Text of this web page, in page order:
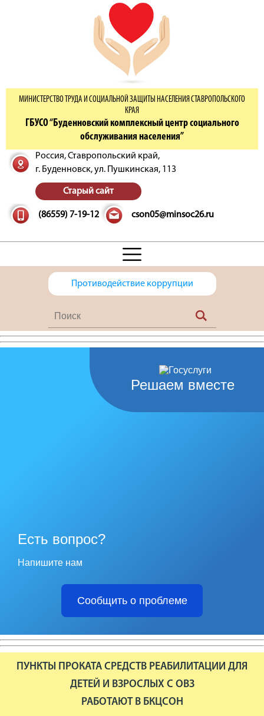
МИНИСТЕРСТВО ТРУДА И СОЦИАЛЬНОЙ ЗАЩИТЫ НАСЕЛЕНИЯ СТАВРОПОЛЬСКОГО
КРАЯ
ГБУСО “Буденновский комплексный центр социального
обслуживания населения”
Россия, Ставропольский край,
г. Буденновск,ул. Пушкинская, 113
Старый сайт
(86559) 7-19-12 cson05@minsoc26.ru
Противодействие коррупции
Решаем вместе
Есть вопрос?
Напишите нам
Сообщить о проблеме
ПУНКТЫ ПРОКАТА СРЕДСТВ РЕАБИЛИТАЦИИ ДЛЯ
ДЕТЕЙ И ВЗРОСЛЫХ С ОВЗ
РАБОТАЮТ В БКЦСОН